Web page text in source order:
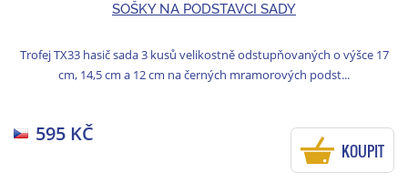
SOŠKY NA PODSTAVCI SADY
Trofej TX33 hasič sada 3 kusů velikostně odstupňovaných o výšce 17
cm, 14,5 cm a 12 cm na černých mramorových podst...
595 KČ
KOUPIT